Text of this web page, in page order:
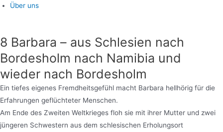
Über uns
8 Barbara – aus Schlesien nach
Bordesholm nach Namibia und
wieder nach Bordesholm
Ein tiefes eigenes Fremdheitsgefühl macht Barbara hellhörig für die
Erfahrungen geflüchteter Menschen.
Am Ende des Zweiten Weltkrieges floh sie mit ihrer Mutter und zwei
jüngeren Schwestern aus dem schlesischen Erholungsort